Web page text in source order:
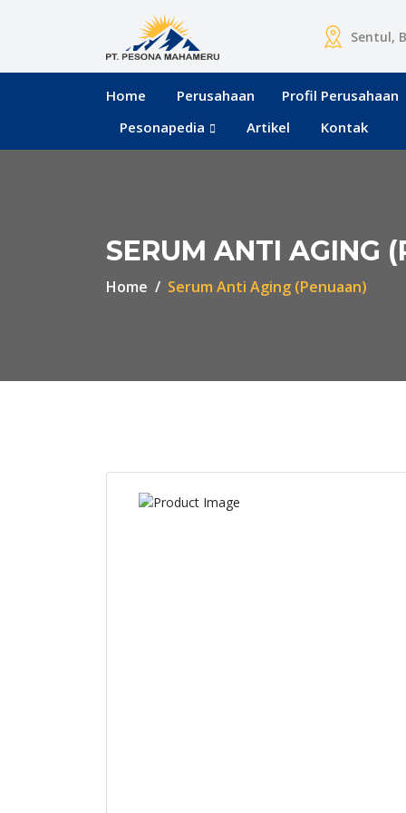
Sentul,
Home Perusahaan Profil Perusahaan
Pesonapedia
Artikel Kontak
SERUM ANTI AGING
Home Serum Anti Aging (Penuaan)